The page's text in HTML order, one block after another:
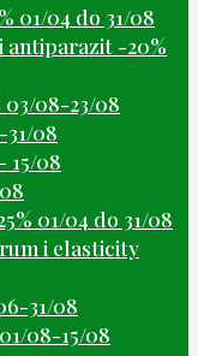
01/04 do 31/08
antiparazit -20%
03/08-23/08
31/08
15/08
01/04 do 31/08
i elasticity
31/08
08-15/08